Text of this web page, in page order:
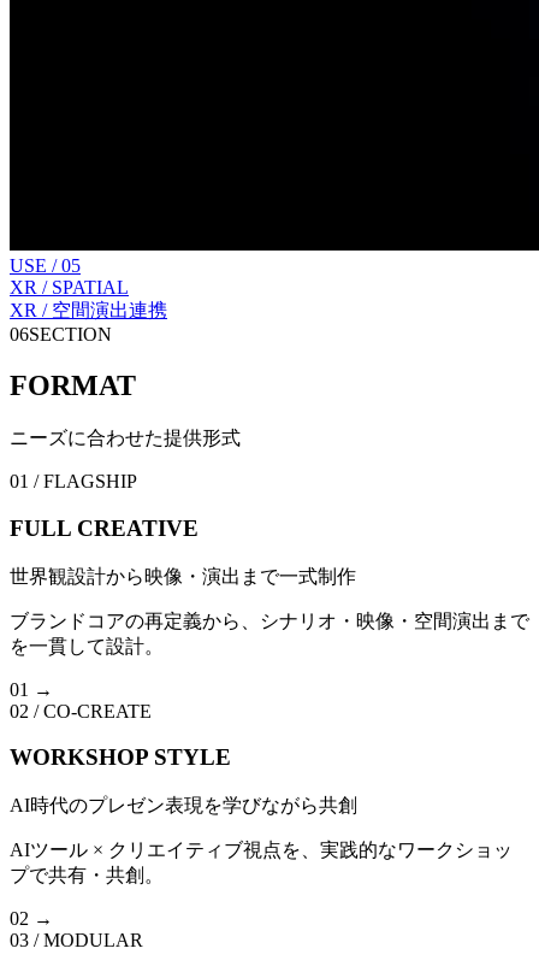
USE /05
XR / SPATIAL
XR / 空間演出連携
06SECTION
FORMAT
ニーズに合わせた提供形式
01 / FLAGSHIP
FULL CREATIVE
世界観設計から映像・演出まで一式制作
ブランドコアの再定義から、シナリオ・映像・空間演出まで
を一貫して設計。
01 →
02 / CO-CREATE
WORKSHOP STYLE
AI時代のプレゼン表現を学びながら共創
AIツール × クリエイティブ視点を、実践的なワークショッ
プで共有・共創。
02 →
03 / MODULAR